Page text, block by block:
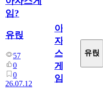
임?
유릱
57
0
0
26.07.12
아
자
스
게
임?
유릱